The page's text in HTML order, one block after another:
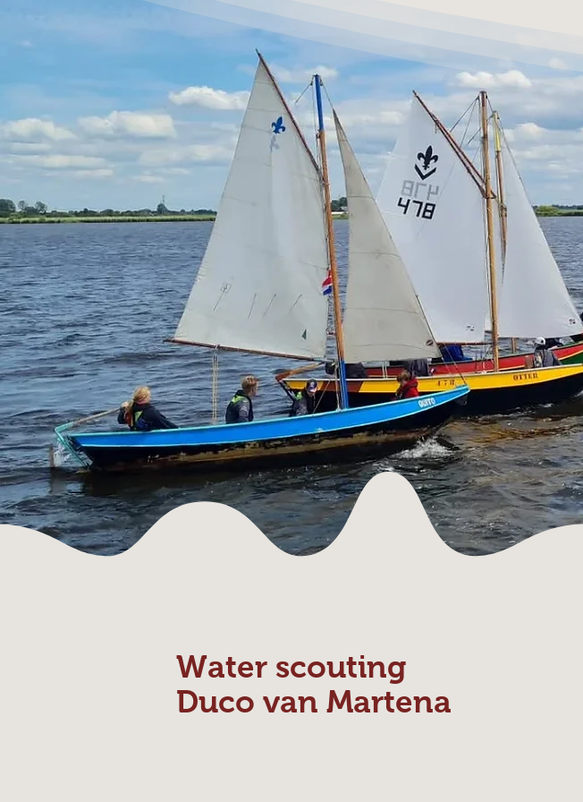
Water scouting
Duco van Martena